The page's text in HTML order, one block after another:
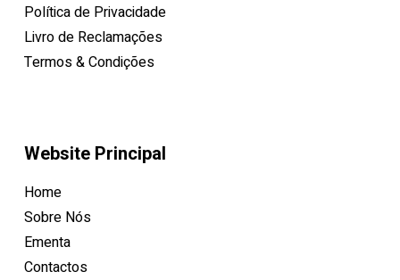
Política de Privacidade
Livro de Reclamações
Termos & Condições
Website Principal
Home
Sobre Nós
Ementa
Contactos